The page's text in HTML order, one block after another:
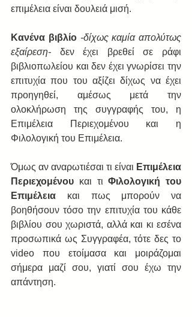
επιμέλεια είναι δουλειά μισή.
Κανένα βιβλίο -δίχως καμία απολύτως
εξαίρεση- δεν έχει βρεθεί σε ράφι
βιβλιοπωλείου και δεν έχει γνωρίσει την
επιτυχία που του αξίζει δίχως να έχει
προηγηθεί, αμέσως μετά την
ολοκλήρωση της συγγραφής του, η
Επιμέλεια Περιεχομένου και η
Φιλολογική του Επιμέλεια.
Όμως αν αναρωτιέσαι τι είναι Επιμέλεια
Περιεχομένου και τι Φιλολογική του
Επιμέλεια και πως μπορούν να
βοηθήσουν τόσο την επιτυχία του κάθε
βιβλίου σου χωριστά, αλλά και κι εσένα
προσωπικά ως Συγγραφέα, τότε δες το
video που ετοίμασα και μοιράζομαι
σήμερα μαζί σου, γιατί σου έχω την
απάντηση.